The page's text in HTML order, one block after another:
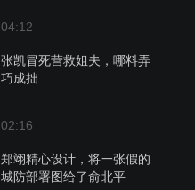
04:12
张凯冒死营救姐夫，哪料弄
巧成拙
02:16
郑翊精心设计，将一张假的
城防部署图给了俞北平